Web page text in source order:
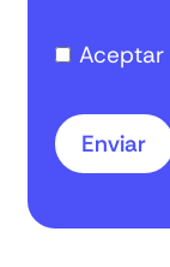
Aceptar